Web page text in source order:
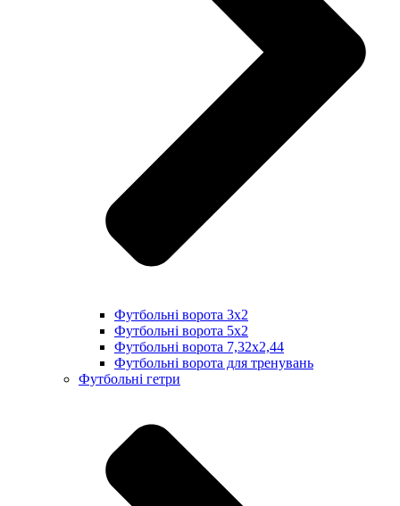
Футбольні ворота 3х2
Футбольні ворота 5х2
Футбольні ворота 7,32х2,44
Футбольні ворота для тренувань
Футбольні гетри